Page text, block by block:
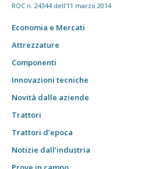
ROC n. 24344 dell'11 marzo 2014
Economia e Mercati
Attrezzature
Componenti
Innovazioni tecniche
Novità dalle aziende
Trattori
Trattori d’epoca
Notizie dall’industria